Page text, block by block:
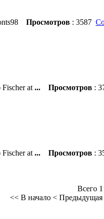
Просмотров : 3587
Fischer at ... Просмотров :
Fischer at ... Просмотров :
Всего
<< В начало < Предыдущая